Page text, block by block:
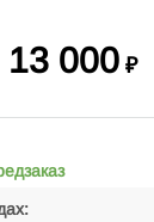
13 000 ₽